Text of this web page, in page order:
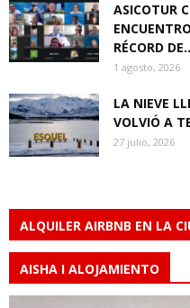
ASICOTUR
RÉCORD
1 agosto, 2026
LA NIEVE
VOLVIÓ A
27 julio, 2026
ALQUILER AIRBNB EN LA
AISHA I ALOJAMIENTO